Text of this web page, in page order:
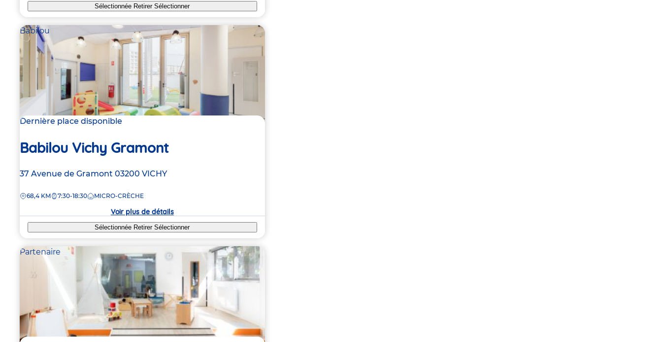
Sélectionnée RetirerSélectionner
Babilou
Dernière place disponible
Babilou Vichy Gramont
Adresse
la
37 Avenue de Gramont 03200 VICHY
DISTANCE
68,4 KM 7:30-18:30 MICRO-CRÈCHE
Voir plus de détails
Sélectionnée RetirerSélectionner
Partenaire